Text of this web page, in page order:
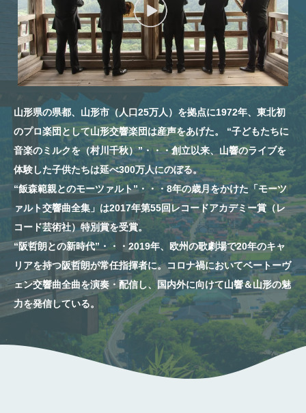
山形県の県都、山形市（人口25万人）を拠点に1972年、東北初
のプロ楽団として山形交響楽団は産声をあげた。 “子どもたちに
音楽のミルクを（村川千秋）”・・・創立以来、山響のライブを
体験した子供たちは延べ300万人にのぼる。
“飯森範親とのモーツァルト”・・・8年の歳月をかけた「モーツ
ァルト交響曲全集」は2017年第55回レコードアカデミー賞（レ
コード芸術社）特別賞を受賞。
“阪哲朗との新時代”・・・2019年、欧州の歌劇場で20年のキャ
リアを持つ阪哲朗が常任指揮者に。コロナ禍においてベートーヴ
ェン交響曲全曲を演奏・配信し、国内外に向けて山響＆山形の魅
力を発信している。